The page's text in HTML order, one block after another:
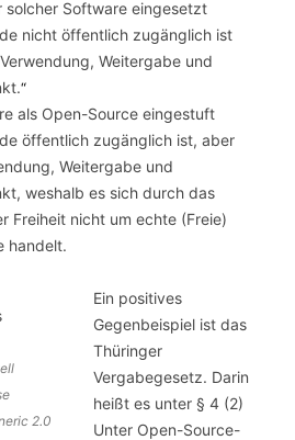
Software eingesetzt
nicht öffentlich zugänglich ist
Weitergabe und
“
als Open-Source eingestuft
öffentlich zugänglich ist, aber
Weitergabe und
weshalb es sich durch das
Freiheit nicht um echte (Freie)
handelt.
2.0
Ein positives
Gegenbeispiel ist das
Thüringer
Vergabegesetz. Darin
heißt es unter § 4 (2)
Unter Open-Source-